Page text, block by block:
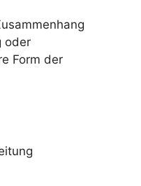
oder
Form der